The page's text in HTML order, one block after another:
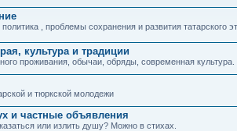
, проблемы сохранения и развития татарского
культура и традиции
проживания, обычаи, обряды, современная культура.
и тюркской молодежи
и частные объявления
или излить душу? Можно в стихах.